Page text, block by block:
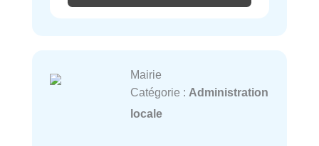
Mairie
Catégorie : Administration
locale